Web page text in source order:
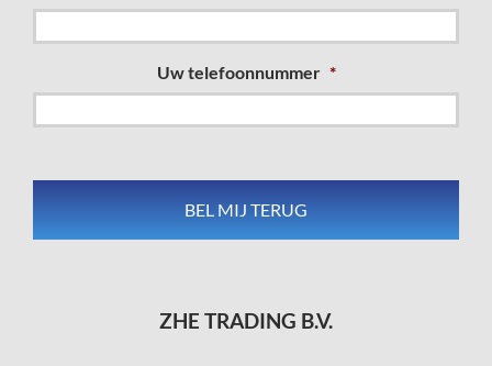
Uw telefoonnummer *
ZHE TRADING B.V.